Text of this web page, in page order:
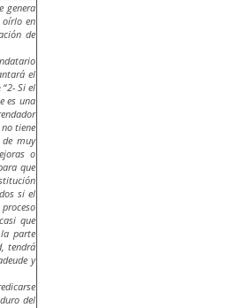
genera
oírlo en
de
el
2- Si el
es una
tiene
muy
o
que
si el
que
parte
tendrá
y
del